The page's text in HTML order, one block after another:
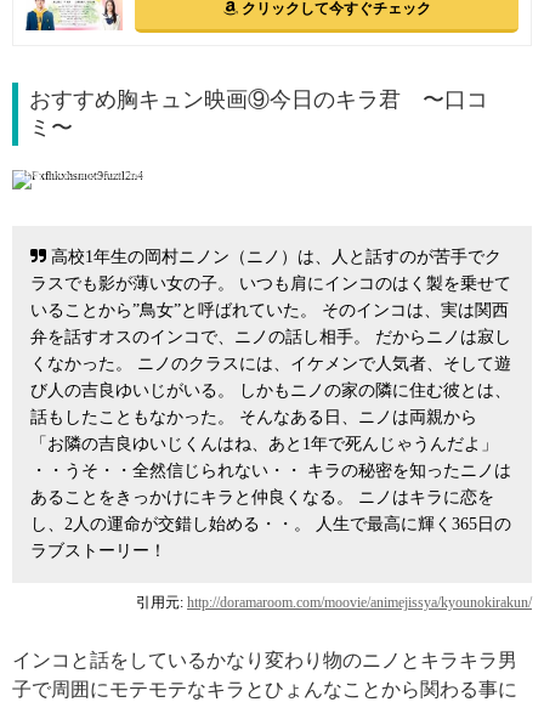
クリックして今すぐチェック
おすすめ胸キュン映画⑨今日のキラ君 〜口コ
ミ〜
引用: http://eiga.com/movie/85269/
高校1年生の岡村ニノン（ニノ）は、人と話すのが苦手でク
ラスでも影が薄い女の子。 いつも肩にインコのはく製を乗せて
いることから”鳥女”と呼ばれていた。 そのインコは、実は関西
弁を話すオスのインコで、ニノの話し相手。 だからニノは寂し
くなかった。 ニノのクラスには、イケメンで人気者、そして遊
び人の吉良ゆいじがいる。 しかもニノの家の隣に住む彼とは、
話もしたこともなかった。 そんなある日、ニノは両親から
「お隣の吉良ゆいじくんはね、あと1年で死んじゃうんだよ」
・・うそ・・全然信じられない・・ キラの秘密を知ったニノは
あることをきっかけにキラと仲良くなる。 ニノはキラに恋を
し、2人の運命が交錯し始める・・。 人生で最高に輝く365日の
ラブストーリー！
引用元: http://doramaroom.com/moovie/animejissya/kyounokirakun/
インコと話をしているかなり変わり物のニノとキラキラ男
子で周囲にモテモテなキラとひょんなことから関わる事に